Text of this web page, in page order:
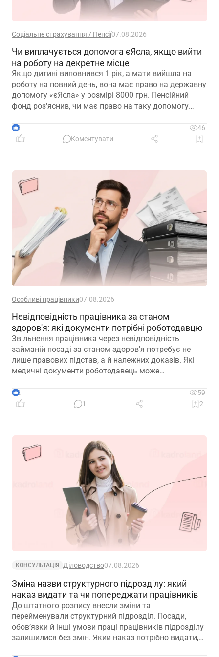
Соціальне страхування / Пенсії07.08.2026
Чи виплачується допомога єЯсла, якщо вийти
на роботу на декретне місце
Якщо дитині виповнився 1 рік, а мати вийшла на
роботу на повний день, вона має право на державну
допомогу «єЯсла» у розмірі 8000 грн. Пенсійний
фонд роз'яснив, чи має право на таку допомогу
3
46
Коментувати
Особливі працівники07.08.2026
Невідповідність працівника за станом
здоров'я: які документи потрібні роботодавцю
Звільнення працівника через невідповідність
займаній посаді за станом здоров'я потребує не
лише правових підстав, а й належних доказів. Які
медичні документи роботодавець може
обставини – розповідаємо далі
2
59
1
2
КОНСУЛЬТАЦІЯ Діловодство07.08.2026
Зміна назви структурного підрозділу: який
наказ видати та чи попереджати працівників
До штатного розпису внесли зміни та
перейменували структурний підрозділ. Посади,
обов’язки й інші умови праці працівників підрозділу
залишилися без змін. Який наказ потрібно видати,